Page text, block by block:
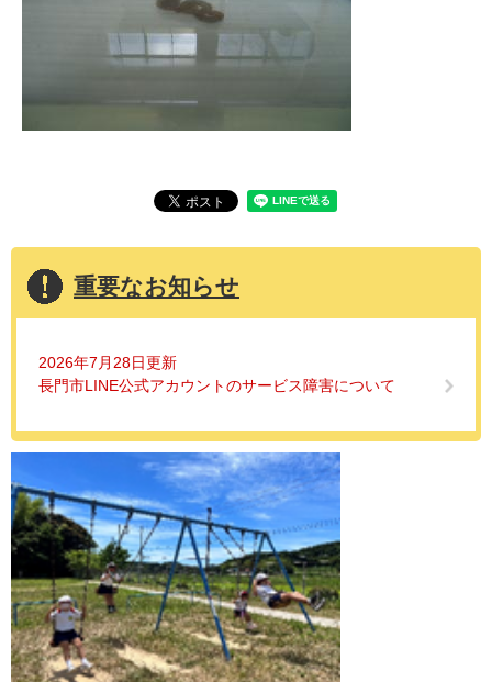
重要なお知らせ
2026年7月28日更新
長門市LINE公式アカウントのサービス障害について